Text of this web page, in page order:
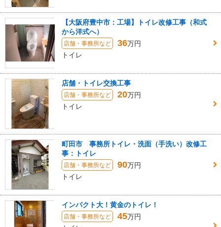
【大阪府豊中市：工場】トイレ改修工事（和式
から洋式へ）
店舗・事務所など 36万円
トイレ
店舗・トイレ交換工事
店舗・事務所など 20万円
トイレ
町田市 事務所トイレ・洗面（手洗い）改修工
事：トイレ
店舗・事務所など 90万円
トイレ
インパクト大！黄金のトイレ！
店舗・事務所など 45万円